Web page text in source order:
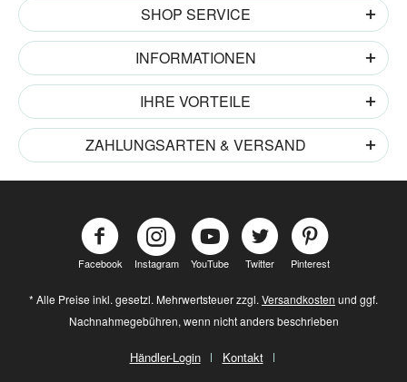
SHOP SERVICE
INFORMATIONEN
IHRE VORTEILE
ZAHLUNGSARTEN & VERSAND
Facebook Instagram YouTube Twitter Pinterest
* Alle Preise inkl. gesetzl. Mehrwertsteuer zzgl. Versandkosten und ggf.
Nachnahmegebühren, wenn nicht anders beschrieben
Händler-Login
Kontakt